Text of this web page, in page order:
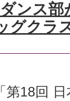
ダンス
グクラ
第18回